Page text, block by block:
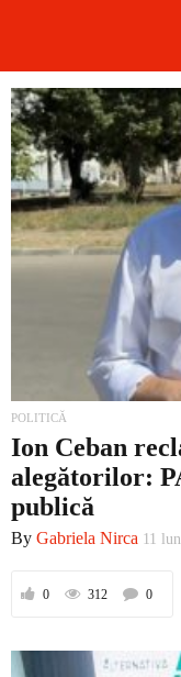
Prima
Politică
Social
Economic
POLITICĂ
Ion Ceban
alegătorilor:
publică
By Gabriela Nirca 11
0 312 0